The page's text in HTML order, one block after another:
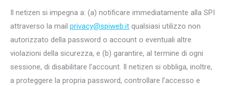
Il netizen si impegna a: (a) notificare immediatamente alla SPI
attraverso la mail privacy@spiweb.it qualsiasi utilizzo non
autorizzato della password o account o eventuali altre
violazioni della sicurezza, e (b) garantire, al termine di ogni
sessione, di disabilitare l’account. Il netizen si obbliga, inoltre,
a proteggere la propria password, controllare l’accesso e